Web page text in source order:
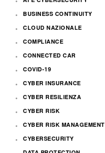
BUSINESS CONTINUITY
CLOUD NAZIONALE
COMPLIANCE
CONNECTED CAR
COVID-19
CYBER INSURANCE
CYBER RESILIENZA
CYBER RISK
CYBER RISK MANAGEMENT
CYBERSECURITY